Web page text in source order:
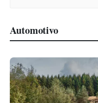
Automotivo